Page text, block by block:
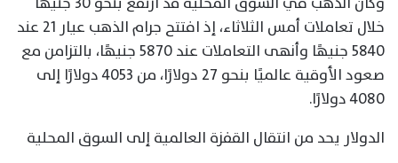
خلال تعاملات أمس الثلاثاء، إذ افتتح جرام الذهب عيار 21 عند
5840 جنيهًا وأنهى التعاملات عند 5870 جنيهًا، بالتزامن مع
صعود الأوقية عالميًا بنحو 27 دولارًا، من 4053 دولارًا إلى
4080 دولارًا.
الدولار يحد من انتقال القفزة العالمية إلى السوق المحلية